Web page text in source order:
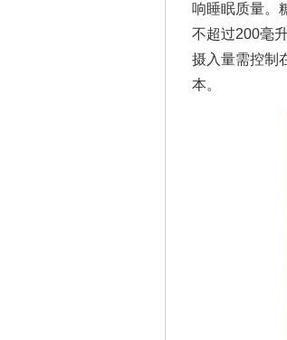
响睡眠质量。
不超过200毫
摄入量需控制
本。